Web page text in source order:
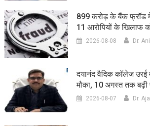
899 करोड़ के बैंक फ्रॉड में
11 आरोपियों के खिलाफ
2026-08-08 Dr.
दयानंद वैदिक कॉलेज उरई
मौका, 10 अगस्त तक बढ़ी
2026-08-07 Dr.